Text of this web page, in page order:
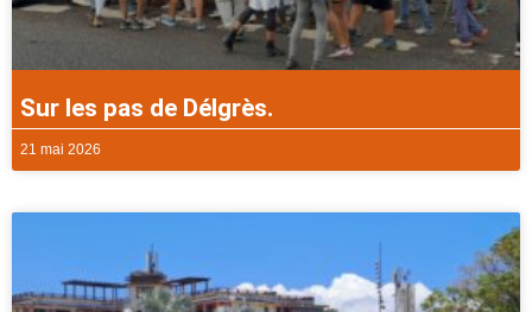
Sur les pas de Délgrès.
21 mai 2026